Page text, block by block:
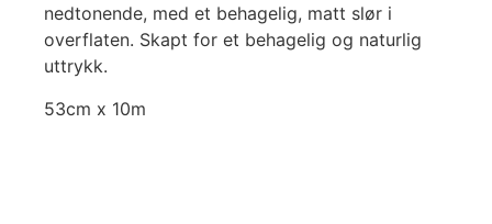
nedtonende, med et behagelig, matt slør i
overflaten. Skapt for et behagelig og naturlig
uttrykk.
53cm x 10m